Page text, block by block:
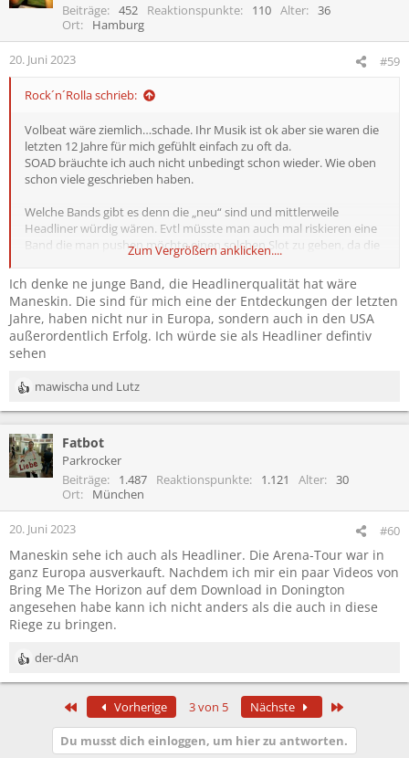
Beiträge
452 Reaktionspunkte 110 Alter
36
Ort
Hamburg
20. Juni 2023 #59
Rock´n´Rolla schrieb:
Volbeat wäre ziemlich…schade. Ihr Musik ist ok aber sie waren die
letzten 12 Jahre für mich gefühlt einfach zu oft da.
SOAD bräuchte ich auch nicht unbedingt schon wieder. Wie oben
schon viele geschrieben haben.
Welche Bands gibt es denn die „neu“ sind und mittlerweile
Headliner würdig wären. Evtl müsste man auch mal riskieren eine
Band die man pushen möchte einen solchen Slot zu geben, da die
Headliner der letzten Jahre doch meist Bands sind/waren, die
schon etwas in die Jahre gekommen sind.
Zum Vergrößern anklicken....
Ich denke ne junge Band, die Headlinerqualität hat wäre
Maneskin. Die sind für mich eine der Entdeckungen der letzten
Jahre, haben nicht nur in Europa, sondern auch in den USA
außerordentlich Erfolg. Ich würde sie als Headliner defintiv
sehen
R
e
k
t
i
n
e
:
mawischa und Lutz
Fatbot
Parkrocker
Beiträge
1.487 Reaktionspunkte 1.121 Alter
30
Ort
München
20. Juni 2023 #60
Maneskin sehe ich auch als Headliner. Die Arena-Tour war in
ganz Europa ausverkauft. Nachdem ich mir ein paar Videos von
Bring Me The Horizon auf dem Download in Donington
angesehen habe kann ich nicht anders als die auch in diese
Riege zu bringen.
R
e
der-dAn
Erste Vorherige 3 von 5 Nächste
Du musst dich einloggen, um hier zu antworten.